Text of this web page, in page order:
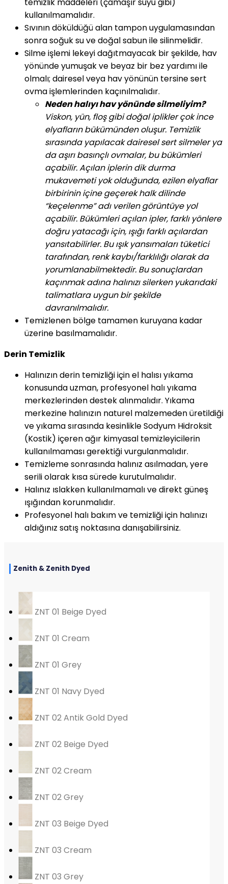
temizlik maddeleri (çamaşır suyu gibi)
kullanılmamalıdır.
Sıvının döküldüğü alan tampon uygulamasından
sonra soğuk su ve doğal sabun ile silinmelidir.
Silme işlemi lekeyi dağıtmayacak bir şekilde, hav
yönünde yumuşak ve beyaz bir bez yardımı ile
olmalı; dairesel veya hav yönünün tersine sert
ovma işlemlerinden kaçınılmalıdır.
Neden halıyı hav yönünde silmeliyim?
Viskon, yün, floş gibi doğal iplikler çok ince
elyafların bükümünden oluşur. Temizlik
sırasında yapılacak dairesel sert silmeler ya
da aşırı basınçlı ovmalar, bu bükümleri
açabilir. Açılan iplerin dik durma
mukavemeti yok olduğunda, ezilen elyaflar
birbirinin içine geçerek halk dilinde
“keçelenme” adı verilen görüntüye yol
açabilir. Bükümleri açılan ipler, farklı yönlere
doğru yatacağı için, ışığı farklı açılardan
yansıtabilirler. Bu ışık yansımaları tüketici
tarafından, renk kaybı/farklılığı olarak da
yorumlanabilmektedir. Bu sonuçlardan
kaçınmak adına halınızı silerken yukarıdaki
talimatlara uygun bir şekilde
davranılmalıdır.
Temizlenen bölge tamamen kuruyana kadar
üzerine basılmamalıdır.
Derin Temizlik
Halınızın derin temizliği için el halısı yıkama
konusunda uzman, profesyonel halı yıkama
merkezlerinden destek alınmalıdır. Yıkama
merkezine halınızın naturel malzemeden üretildiği
ve yıkama sırasında kesinlikle Sodyum Hidroksit
(Kostik) içeren ağır kimyasal temizleyicilerin
kullanılmaması gerektiği vurgulanmalıdır.
Temizleme sonrasında halınız asılmadan, yere
serili olarak kısa sürede kurutulmalıdır.
Halınız ıslakken kullanılmamalı ve direkt güneş
ışığından korunmalıdır.
Profesyonel halı bakım ve temizliği için halınızı
aldığınız satış noktasına danışabilirsiniz.
Zenith & Zenith Dyed
ZNT 01 Beige Dyed
ZNT 01 Cream
ZNT 01 Grey
ZNT 01 Navy Dyed
ZNT 02 Antik Gold Dyed
ZNT 02 Beige Dyed
ZNT 02 Cream
ZNT 02 Grey
ZNT 03 Beige Dyed
ZNT 03 Cream
ZNT 03 Grey